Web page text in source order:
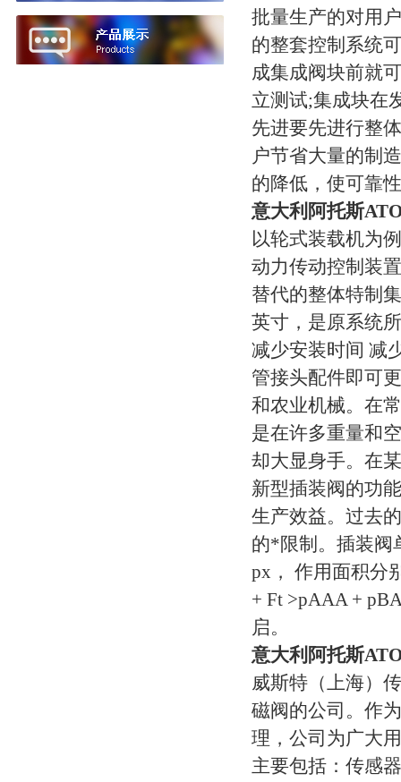
批量生产的对用
的整套控制系统
成集成阀块前就
立测试;集成块
先进要先进行整
户节省大量的制
的降低，使可靠
意大利阿托斯
以轮式装载机为
动力传动控制装
替代的整体特制
英寸，是原系统
减少安装时间 减
管接头配件即可
和农业机械。在
是在许多重量和
却大显身手。在
新型插装阀的功
生产效益。过去
的*限制。插装阀
px， 作用面积分
+ Ft >pAAA +
启。
意大利阿托斯
威斯特（上海）
磁阀的公司。作
理，公司为广大
主要包括：传感